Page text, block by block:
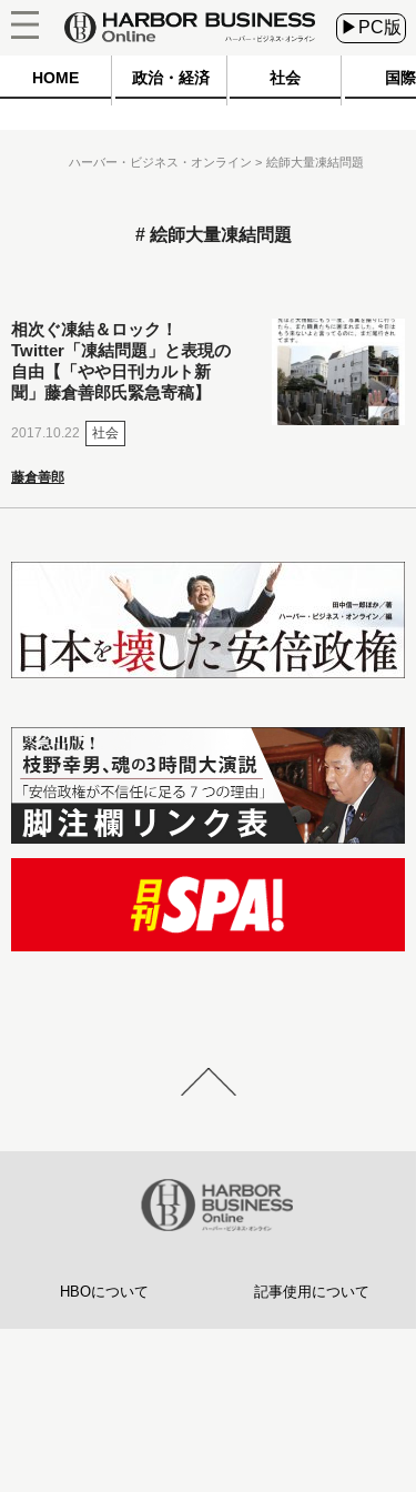
▶PC版
HOME 政治・経済 社会 国際
ハーバー・ビジネス・オンライン 絵師大量凍結問題
絵師大量凍結問題
相次ぐ凍結＆ロック！
Twitter「凍結問題」と表現の
自由【「やや日刊カルト新
聞」藤倉善郎氏緊急寄稿】
2017.10.22 社会
藤倉善郎
HBOについて 記事使用について